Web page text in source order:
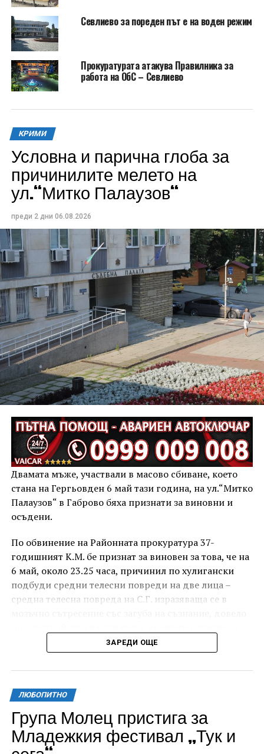
Севлиево за пореден път е на воден режим
Прокуратурата атакува Правилника за
работа на ОбС – Севлиево
КРИМИ
Условна и парична глоба за
причинилите мелето на
ул.“Митко Палаузов“
преди 2 дни 06.08.2026
Двамата мъже, участвали в масово сбиване, което
стана на Гергьовден 6 май тази година, на ул.“Митко
Палаузов“ в Габрово бяха признати за виновни и
осъдени.
По обвинение на Районната прокуратура 37-
годишният К.М. бе признат за виновен за това, че на
6 май, около 23.25 часа, причинил по хулигански
подбуди средни телесни повреди на две лица –
средна телесна повреда на С.Г. изразяваща се в
живота, и лека телесна повреда на Х.С., която бе с
порезна рана на петия пръст на дясната ръка,
довела до разстройство на здравето, неопасно за
За извършеното престъпление 37-годишният бе
осъден с наложено наказание 1 година и 8 месеца
лишаване от свобода, чието изпълнение бб отложено
ЗАРЕДИ ОЩЕ
ЛЮБОПИТНО
Група Молец пристига за
Младежкия фестивал „Тук и